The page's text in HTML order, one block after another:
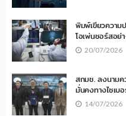
พิมพ์เขียวความ
โอเพ่นซอร์สอย่
20/07/2026
สกมช. ลงนามค
มั่นคงทางไซเบ
14/07/2026